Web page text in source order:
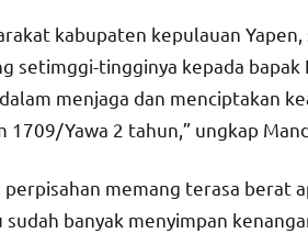
kabupaten kepulauan
setimggi-tingginya kepada
menjaga dan menciptakan
Yawa 2 tahun,” ungkap
memang terasa berat
banyak menyimpan